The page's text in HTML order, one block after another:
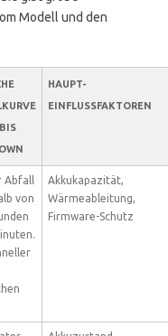
Modell und den
HAUPT-
EINFLUSSFAKTOREN
Abfall
von
Akkukapazität,
Wärmeableitung,
Firmware-Schutz